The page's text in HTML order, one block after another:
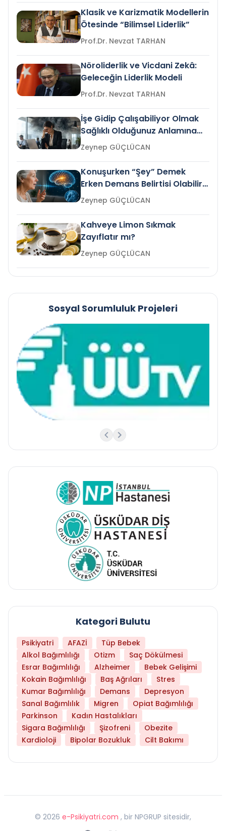
Klasik ve Karizmatik Modellerin
Ötesinde “Bilimsel Liderlik”
Prof.Dr. Nevzat TARHAN
Nöroliderlik ve Vicdani Zekâ:
Geleceğin Liderlik Modeli
Prof.Dr. Nevzat TARHAN
İşe Gidip Çalışabiliyor Olmak
Sağlıklı Olduğunuz Anlamına
Gelir mi?Zeynep GÜÇLÜCAN
Konuşurken “Şey” Demek
Erken Demans Belirtisi Olabilir
mi?
Zeynep GÜÇLÜCAN
Kahveye Limon Sıkmak
Zayıflatır mı?
Zeynep GÜÇLÜCAN
Sosyal Sorumluluk Projeleri
Kategori Bulutu
Psikiyatri AFAZİ
Tüp Bebek
Alkol Bağımlılığı
Otizm
Saç Dökülmesi
Esrar Bağımlılığı
Alzheimer
Bebek Gelişimi
Kokain Bağımlılığı
Baş Ağrıları
Stres
Kumar Bağımlılığı
Demans
Depresyon
Sanal Bağımlılık
Migren
Opiat Bağımlılığı
Parkinson
Kadın Hastalıkları
Sigara Bağımlılığı
Şizofreni
Obezite
Kardioloji
Bipolar Bozukluk Cilt Bakımı
© 2026 e-Psikiyatri.com , bir NPGRUP sitesidir,